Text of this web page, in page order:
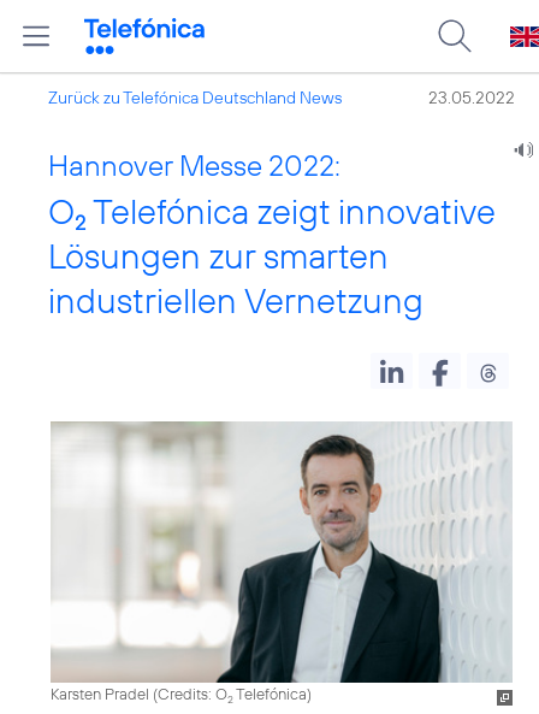
Zurück zu Telefónica Deutschland News 23.05.2022
Hannover Messe 2022:
O2 Telefónica zeigt innovative
Lösungen zur smarten
industriellen Vernetzung
Karsten Pradel (Credits: O2Telefónica)